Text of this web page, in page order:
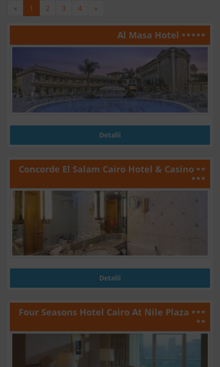
« 1 2 3 4 »
Al Masa Hotel
Detalii
Concorde El Salam Cairo Hotel & Casino
Detalii
Four Seasons Hotel Cairo At Nile Plaza